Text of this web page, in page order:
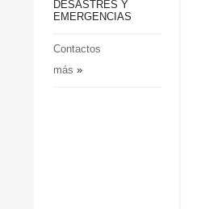
Sociedad y
Desastres y
DESASTRES Y
EMERGENCIAS
Contactos
más »